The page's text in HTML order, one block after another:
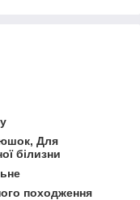
Для
білизни
походження